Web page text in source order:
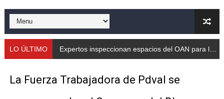
Venezuela instala su primer detector de
Consolidan planificación técnica en el Complejo
Gobernación de Mérida instalará mesa de trabajo con
LO ÚLTIMO Expertos inspeccionan espacios del OAN para la instalación del detector Cherenkov de agua
La Fuerza Trabajadora de Pdval se